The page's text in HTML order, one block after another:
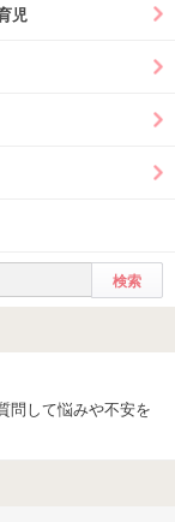
児
問して悩みや不安を